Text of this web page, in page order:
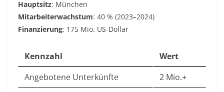
Hauptsitz: München
Mitarbeiterwachstum: 40 % (2023–2024)
Finanzierung: 175 Mio. US-Dollar
Kennzahl
Wert
Angebotene Unterkünfte
2 Mio.+